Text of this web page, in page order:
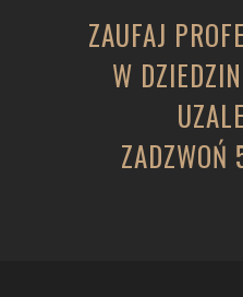
ZAUFAJ
W